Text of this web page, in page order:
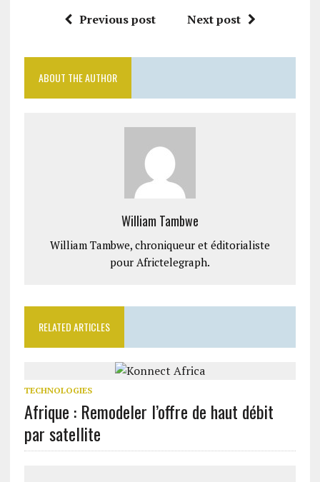
Previous post Next post
ABOUT THE AUTHOR
William Tambwe
William Tambwe, chroniqueur et éditorialiste
pour Africtelegraph.
RELATED ARTICLES
TECHNOLOGIES
Afrique : Remodeler l’offre de haut débit
par satellite